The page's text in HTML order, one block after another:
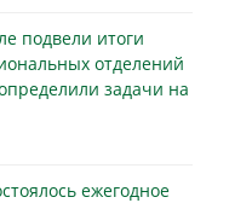
подвели итоги
отделений
задачи на
ежегодное